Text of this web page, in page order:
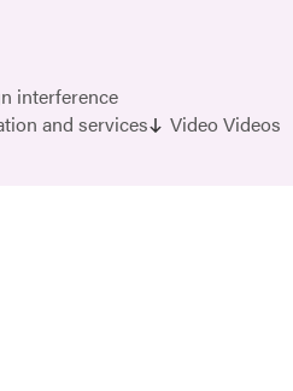
interference
and services
Video Videos